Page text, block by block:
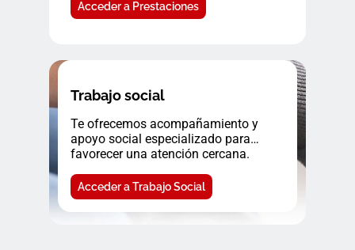
Acceder a Prestaciones
Trabajo social
Te ofrecemos acompañamiento y
apoyo social especializado para
favorecer una atención cercana.
Acceder a Trabajo Social